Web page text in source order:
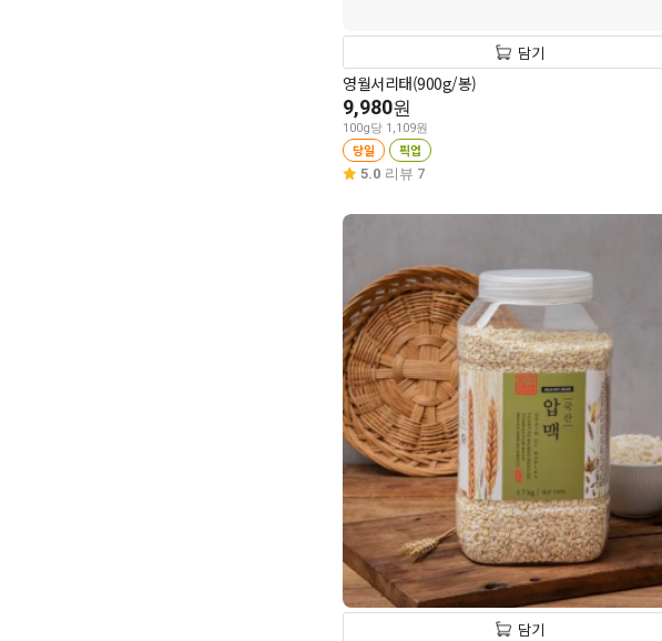
담기
영월서리태(900g/봉)
9,980원
100g당 1,109원
당일 픽업
5.0 리뷰 7
담기